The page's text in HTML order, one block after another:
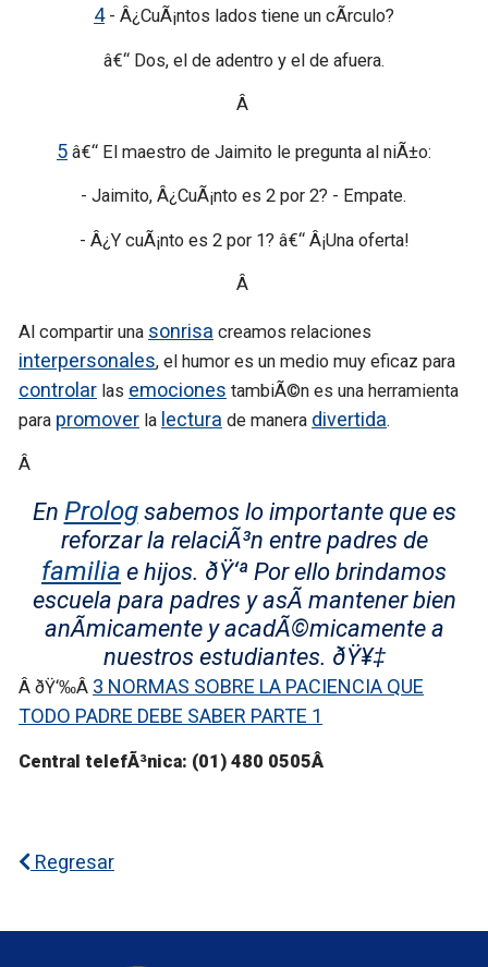
4- Â¿CuÃ¡ntos lados tiene un cÃ­rculo?
â€“ Dos, el de adentro y el de afuera.
Â
5 â€“ El maestro de Jaimito le pregunta al niÃ±o:
- Jaimito, Â¿CuÃ¡nto es 2 por 2? - Empate.
- Â¿Y cuÃ¡nto es 2 por 1? â€“ Â¡Una oferta!
Â
Al compartir una sonrisa creamos relaciones
interpersonales, el humor es un medio muy eficaz para
controlar las emociones tambiÃ©n es una herramienta
para promover la lectura de manera divertida.
Â
En Prologsabemos lo importante que es
reforzar la relaciÃ³n entre padres de
familia e hijos. ðŸ‘ª Por ello brindamos
escuela para padres y asÃ­ mantener bien
anÃ­micamente y acadÃ©micamente a
nuestros estudiantes. ðŸ¥‡
Â ðŸ‘‰Â 3 NORMAS SOBRE LA PACIENCIA QUE
TODO PADRE DEBE SABER PARTE 1
Central telefÃ³nica: (01) 480 0505Â
Regresar